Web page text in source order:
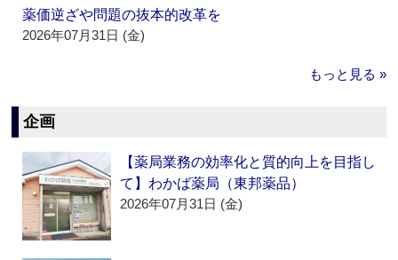
薬価逆ざや問題の抜本的改革を
2026年07月31日 (金)
もっと見る »
企画
【薬局業務の効率化と質的向上を目指し
て】わかば薬局（東邦薬品）
2026年07月31日 (金)